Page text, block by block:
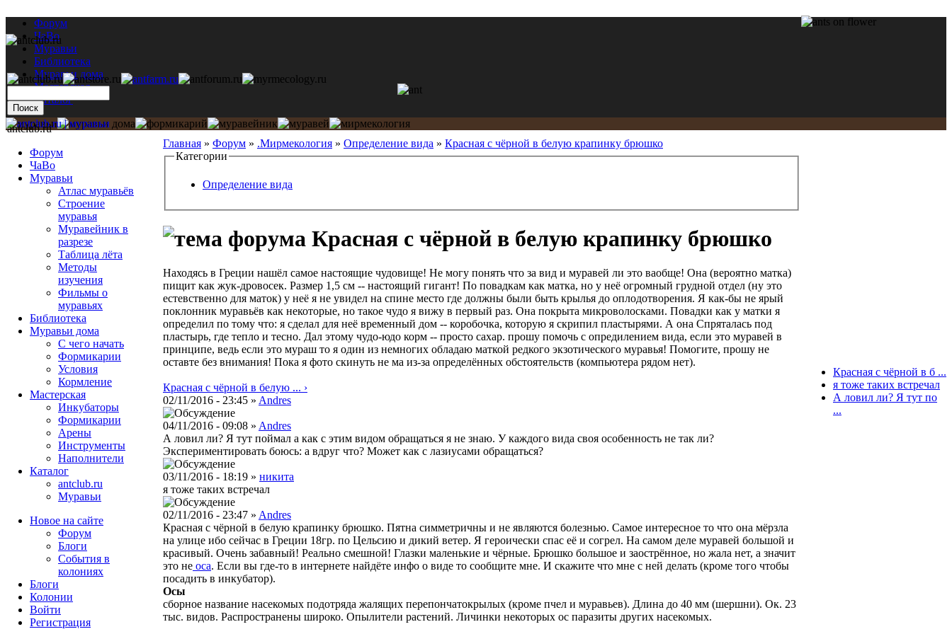
Форум
ЧаВо
Муравьи
Библиотека
Муравьи дома
Мастерская
Каталог
Главная » Форум » .Мирмекология » Определение вида » Красная с чёрной в белую крапинку брюшко
Категории
Определение вида
Красная с чёрной в белую крапинку брюшко
Находясь в Греции нашёл самое настоящие чудовище! Не могу понять что за вид и муравей ли это ваобще! Она (вероятно матка)
пищит как жук-дровосек. Размер 1,5 см -- настоящий гигант! По повадкам как матка, но у неё огромный грудной отдел (ну это
естевственно для маток) у неё я не увидел на спине место где должны были быть крылья до оплодотворения. Я как-бы не ярый
поклонник муравьёв как некоторые, но такое чудо я вижу в первый раз. Она покрыта микроволосками. Повадки как у матки я
определил по тому что: я сделал для неё временный дом -- коробочка, которую я скрипил пластырями. А она Спряталась под
пластырь, где тепло и тесно. Дал этому чудо-юдо корм -- просто сахар. прошу помочь с опредилением вида, если это муравей в
принципе, ведь если это мураш то я один из немногих обладаю маткой редкого экзотического муравья! Помогите, прошу не
оставте без внимания! Пока я фото скинуть не ма из-за определённых обстоятельств (компьютера рядом нет).
Красная с чёрной в белую ... ›
02/11/2016 - 23:45 » Andres
04/11/2016 - 09:08 » Andres
А ловил ли? Я тут поймал а как с этим видом обращаться я не знаю. У каждого вида своя особенность не так ли?
Экспериментировать боюсь: а вдруг что? Может как с лазиусами обращаться?
03/11/2016 - 18:19 » никита
я тоже таких встречал
02/11/2016 - 23:47 » Andres
Красная с чёрной в белую крапинку брюшко. Пятна симметричны и не являются болезнью. Самое интересное то что она мёрзла
на улице ибо сейчас в Греции 18гр. по Цельсию и дикий ветер. Я героически спас её и согрел. На самом деле муравей большой и
красивый. Очень забавный! Реально смешной! Глазки маленькие и чёрные. Брюшко большое и заострённое, но жала нет, а значит
это не оса. Если вы где-то в интернете найдёте инфо о виде то сообщите мне. И скажите что мне с ней делать (кроме того чтобы
посадить в инкубатор).
Осы
сборное название насекомых подотряда жалящих перепончатокрылых (кроме пчел и муравьев). Длина до 40 мм (шершни). Ок. 23
тыс. видов. Распространены широко. Опылители растений. Личинки некоторых ос паразиты других насекомых.
antclub.ru
Форум
ЧаВо
Муравьи
Атлас муравьёв
Строение
муравья
Муравейник в
разрезе
Таблица лёта
Методы
изучения
Фильмы о
муравьях
Библиотека
Муравьи дома
С чего начать
Формикарии
Условия
Кормление
Мастерская
Инкубаторы
Формикарии
Арены
Инструменты
Наполнители
Каталог
antclub.ru
Муравьи
Новое на сайте
Форум
Блоги
События в
колониях
Блоги
Колонии
Войти
Peгиcтpaция
Красная с чёрной в б ...
я тоже таких встречал
А ловил ли? Я тут по
...